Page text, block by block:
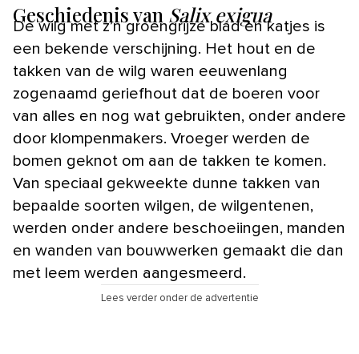
Geschiedenis van Salix exigua
De wilg met z’n groengrijze blad en katjes is
een bekende verschijning. Het hout en de
takken van de wilg waren eeuwenlang
zogenaamd geriefhout dat de boeren voor
van alles en nog wat gebruikten, onder andere
door klompenmakers. Vroeger werden de
bomen geknot om aan de takken te komen.
Van speciaal gekweekte dunne takken van
bepaalde soorten wilgen, de wilgentenen,
werden onder andere beschoeiingen, manden
en wanden van bouwwerken gemaakt die dan
met leem werden aangesmeerd.
Lees verder onder de advertentie